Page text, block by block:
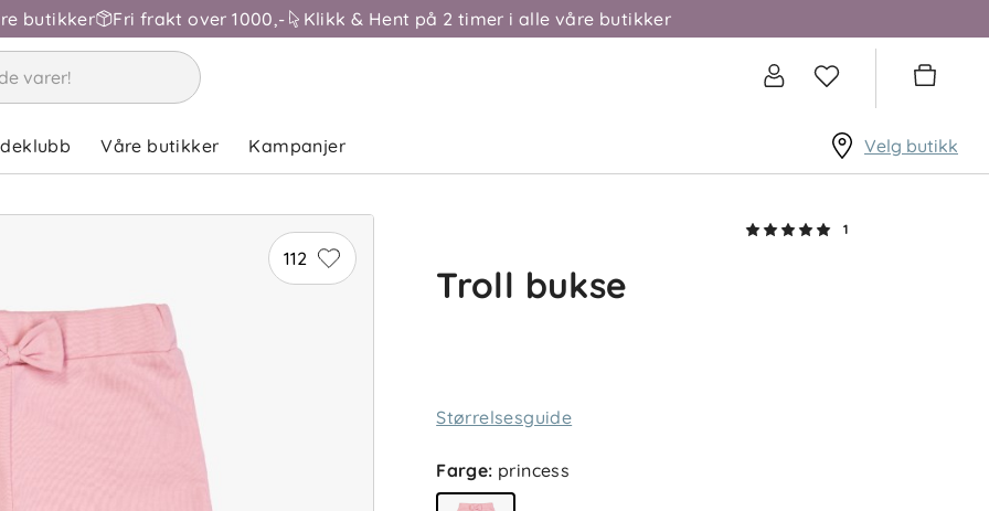
butikker Fri frakt over 1000,- Klikk & Hent på 2 timer i alle våre butikker
Våre butikker Kampanjer Velg butikk
112
1
Troll bukse
Størrelsesguide
Farge: princess